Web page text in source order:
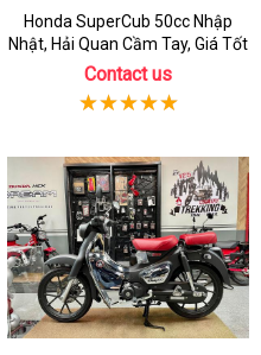
Honda SuperCub 50cc Nhập
Nhật, Hải Quan Cầm Tay, Giá Tốt
Contact us